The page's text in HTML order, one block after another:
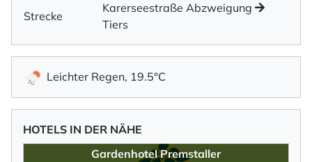
Strecke
Karerseestraße Abzweigung
Tiers
Leichter Regen, 19.5°C
HOTELS IN DER NÄHE
Gardenhotel Premstaller